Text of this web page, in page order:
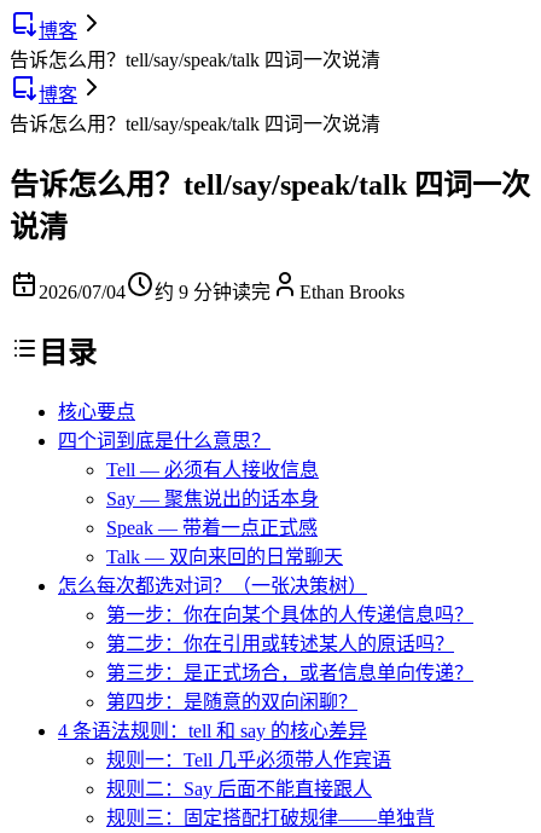
博客
告诉怎么用？tell/say/speak/talk 四词一次说清
博客
告诉怎么用？tell/say/speak/talk 四词一次说清
告诉怎么用？tell/say/speak/talk 四词一次
说清
2026/07/04 约 9 分钟读完 Ethan Brooks
目录
核心要点
四个词到底是什么意思？
Tell — 必须有人接收信息
Say — 聚焦说出的话本身
Speak — 带着一点正式感
Talk — 双向来回的日常聊天
怎么每次都选对词？（一张决策树）
第一步：你在向某个具体的人传递信息吗？
第二步：你在引用或转述某人的原话吗？
第三步：是正式场合，或者信息单向传递？
第四步：是随意的双向闲聊？
4 条语法规则：tell 和 say 的核心差异
规则一：Tell 几乎必须带人作宾语
规则二：Say 后面不能直接跟人
规则三：固定搭配打破规律——单独背